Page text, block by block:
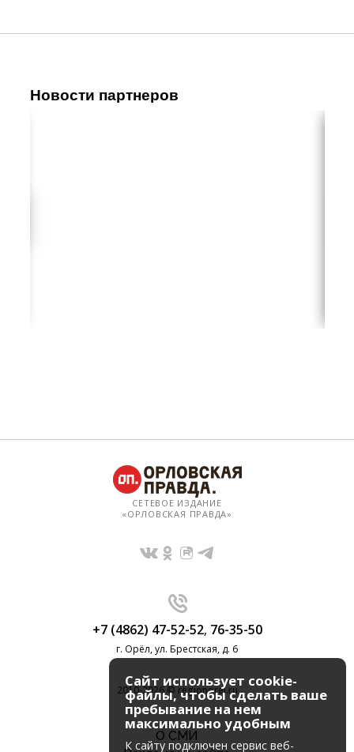
Новости партнеров
СЕТЕВОЕ ИЗДАНИЕ
«ОРЛОВСКАЯ ПРАВДА»
+7 (4862) 47-52-52, 76-35-50
г. Орёл, ул. Брестская, д. 6
2010-2026 © regionorel.ru
О СМИ
Сайт использует cookie-
файлы, чтобы сделать ваше
пребывание на нем
максимально удобным
К cайту подключен сервис веб-